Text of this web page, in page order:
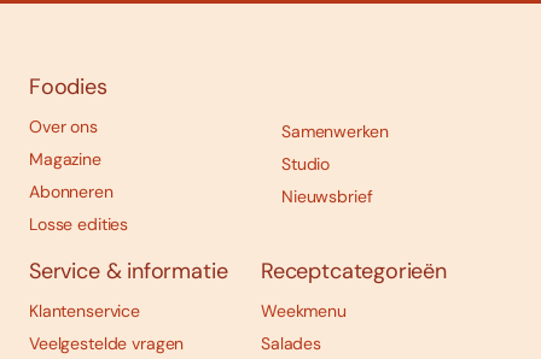
Foodies
Over ons
Magazine
Abonneren
Losse edities
Samenwerken
Studio
Nieuwsbrief
Service & informatie
Klantenservice
Veelgestelde vragen
Receptcategorieën
Weekmenu
Salades